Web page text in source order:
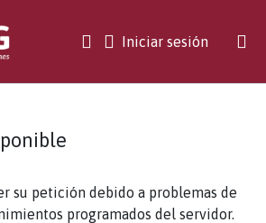
Iniciar sesión(current)
su petición debido a problemas de
programados del servidor.